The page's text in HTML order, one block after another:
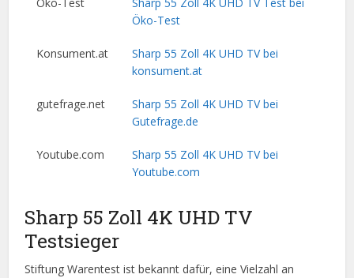
Öko-Test
Konsument.at
Sharp 55 Zoll 4K UHD TV bei
konsument.at
gutefrage.net
Sharp 55 Zoll 4K UHD TV bei
Gutefrage.de
Youtube.com
Sharp 55 Zoll 4K UHD TV bei
Youtube.com
Sharp 55 Zoll 4K UHD TV
Testsieger
Stiftung Warentest ist bekannt dafür, eine Vielzahl an